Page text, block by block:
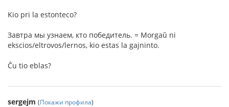
Kio pri la estonteco?
Завтра мы узнаем, кто победитель. = Morgaŭ ni
ekscios/eltrovos/lernos, kio estas la gajninto.
Ĉu tio eblas?
sergejm (Покажи профила)